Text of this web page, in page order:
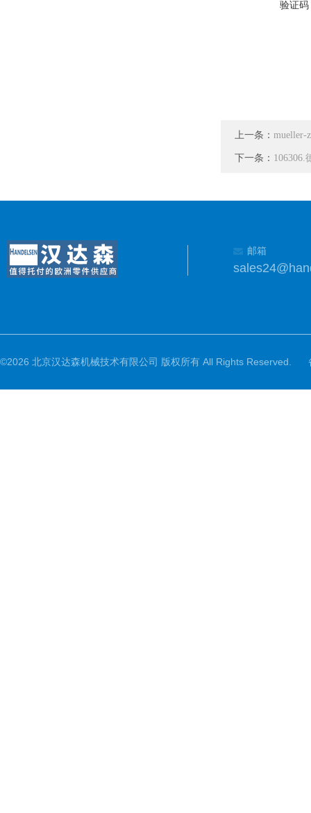
验证码
上一条： mueller-
下一条： 106306.
邮箱
©2026 北京汉达森机械技术有限公司 版权所有 All Rights Reserved.